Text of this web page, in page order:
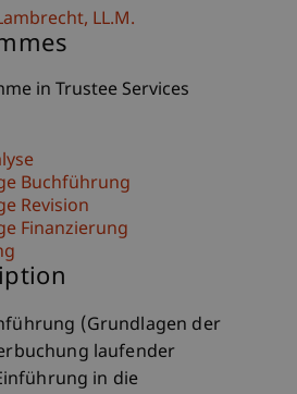
LL.M.
in Trustee Services
Buchführung
Revision
Finanzierung
(Grundlagen der
laufender
in die